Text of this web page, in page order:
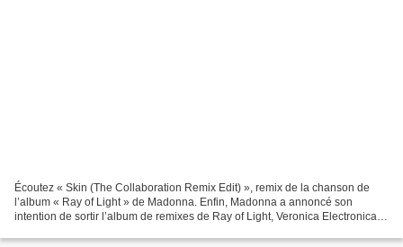
Écoutez « Skin (The Collaboration Remix Edit) », remix de la chanson de
l’album « Ray of Light » de Madonna. Enfin, Madonna a annoncé son
intention de sortir l’album de remixes de Ray of Light, Veronica Electronica.